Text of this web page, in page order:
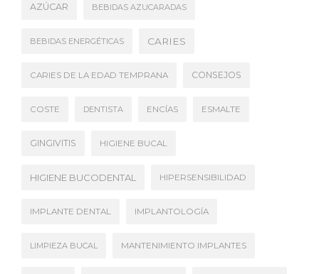
AZÚCAR BEBIDAS AZUCARADAS
BEBIDAS ENERGÉTICAS CARIES
CARIES DE LA EDAD TEMPRANA CONSEJOS
COSTE DENTISTA ENCÍAS ESMALTE
GINGIVITIS HIGIENE BUCAL
HIGIENE BUCODENTAL HIPERSENSIBILIDAD
IMPLANTE DENTAL IMPLANTOLOGÍA
LIMPIEZA BUCAL MANTENIMIENTO IMPLANTES